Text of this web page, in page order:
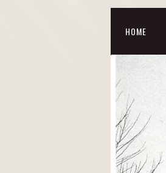
HOME